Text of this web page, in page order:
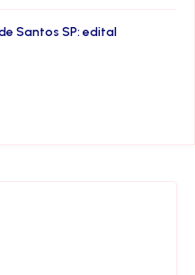
Santos SP: edital